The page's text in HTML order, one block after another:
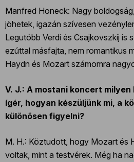
Manfred Honeck: Nagy
jöhetek, igazán szívesen
Legutóbb Verdi és Csajkovszkij is
ezúttal másfajta, nem romantikus
Haydn és Mozart számomra
V. J.: A mostani koncert
ígér, hogyan készüljünk mi, a
különösen figyelni?
M. H.: Köztudott, hogy Mozart és
voltak, mint a testvérek. Még ha